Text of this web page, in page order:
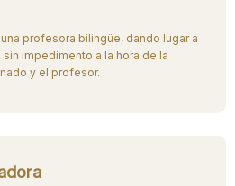
profesora bilingüe, dando lugar a
impedimento a la hora de la
y el profesor.